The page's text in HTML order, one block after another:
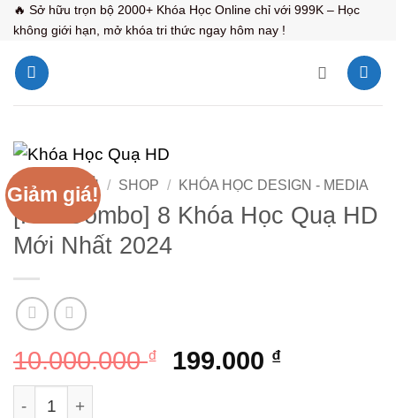
Bỏ
qua
nội
dung
🔥 Sở hữu trọn bộ 2000+ Khóa Học Online chỉ với 999K – Học
không giới hạn, mở khóa tri thức ngay hôm nay !
Giảm giá!
TRANG CHỦ / SHOP / KHÓA HỌC DESIGN - MEDIA
[Full Combo] 8 Khóa Học Quạ HD
Mới Nhất 2024
10.000.000₫
Giá
199.000 ₫Giá
[Full Combo] 8 Khóa Học Quạ HD Mới Nhất 2024 số